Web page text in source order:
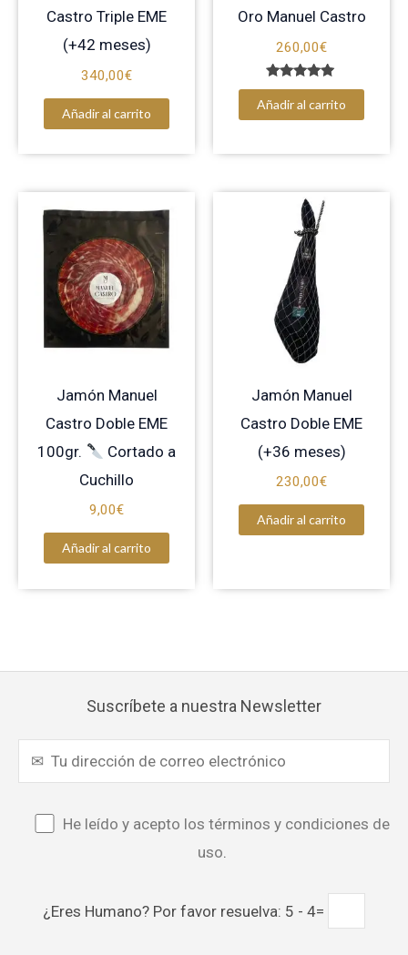
Castro Triple EME
(+42 meses)
340,00€
Añadir al carrito
Oro Manuel Castro
260,00€
Valorado
con
Añadir al carrito
Jamón Manuel
Castro Doble EME
100gr.
Cortado a
Cuchillo
9,00€
Añadir al carrito
Jamón Manuel
Castro Doble EME
(+36 meses)
230,00€
Añadir al carrito
Suscríbete a nuestra Newsletter
He leído y acepto los términos y condiciones de
uso.
¿Eres Humano? Por favor resuelva: 5 - 4=